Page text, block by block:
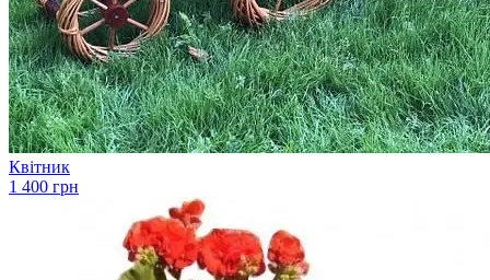
Квітник
1 400 грн